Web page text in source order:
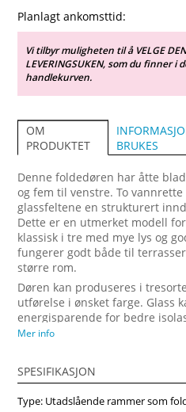
Planlagt ankomsttid:
Vi tilbyr muligheten til å VELGE
LEVERINGSUKEN, som du finner i
handlekurven.
OM
PRODUKTET
BRUKES
Denne foldedøren har åtte
og fem til venstre. To
glassfeltene en strukturert
Dette er en utmerket modell
klassisk i tre med mye lys og
fungerer godt både til
større rom.
Døren kan produseres i
utførelse i ønsket farge. Glass
energisparende for bedre
enklere rengjøring eller
Vindupro leverer foldedører på
Mer info
SPESIFIKASJON
Type: Utadslående rammer som